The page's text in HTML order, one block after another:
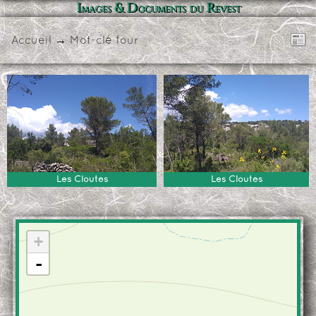
Images & Documents du Revest
Accueil→Mot-clé four
Les Cloutés Les Cloutés
+
-